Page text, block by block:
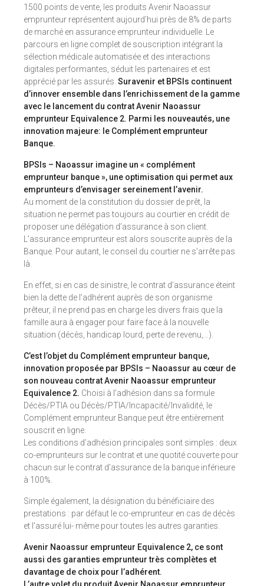
1500 points de vente, les produits Avenir Naoassur
emprunteur représentent aujourd’hui près de 8% de parts
de marché en assurance emprunteur individuelle. Le
parcours en ligne complet de souscription intégrant la
sélection médicale automatisée et des interactions
digitales performantes, séduit les partenaires et est
apprécié par les assurés. Suravenir et BPSIs continuent
d’innover ensemble dans l’enrichissement de la gamme
avec le lancement du contrat Avenir Naoassur
emprunteur Equivalence 2. Parmi les nouveautés, une
innovation majeure: le Complément emprunteur
Banque.
BPSIs – Naoassur imagine un « complément
emprunteur banque », une optimisation qui permet aux
emprunteurs d’envisager sereinement l’avenir.
Au moment de la constitution du dossier de prêt, la
situation ne permet pas toujours au courtier en crédit de
proposer une délégation d’assurance à son client.
L’assurance emprunteur est alors souscrite auprès de la
Banque. Pour autant, le conseil du courtier ne s’arrête pas
là.
En effet, si en cas de sinistre, le contrat d’assurance éteint
bien la dette de l’adhérent auprès de son organisme
prêteur, il ne prend pas en charge les divers frais que la
famille aura à engager pour faire face à la nouvelle
situation (décès, handicap lourd, perte de revenu,…).
C’est l’objet du Complément emprunteur banque,
innovation proposée par BPSIs – Naoassur au cœur de
son nouveau contrat Avenir Naoassur emprunteur
Equivalence 2. Choisi à l’adhésion dans sa formule
Décès/PTIA ou Décès/PTIA/Incapacité/Invalidité, le
Complément emprunteur Banque peut être entièrement
souscrit en ligne.
Les conditions d’adhésion principales sont simples : deux
co-emprunteurs sur le contrat et une quotité couverte pour
chacun sur le contrat d’assurance de la banque inférieure
à 100%.
Simple également, la désignation du bénéficiaire des
prestations : par défaut le co-emprunteur en cas de décès
et l’assuré lui- même pour toutes les autres garanties.
Avenir Naoassur emprunteur Equivalence 2, ce sont
aussi des garanties emprunteur très complètes et
davantage de choix pour l’adhérent.